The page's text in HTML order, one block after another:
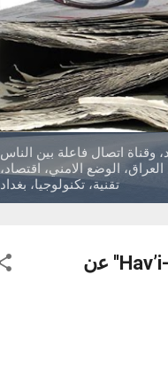
اتصال فاعلة بين الناس
الوضع الامني، اقتصاد،
تقنية، تكنولوجيا، بغداد
ﺗﻛﺷف ﺷرﻛﺔ ھﺎﻓﯾﺎﻻ اﻟﻌﺎﻟﻣﯾﺔ ﻟﻠﻌﻘﺎرات ''Hav’i-Lah Real Estate Worldwide'' ﻋن